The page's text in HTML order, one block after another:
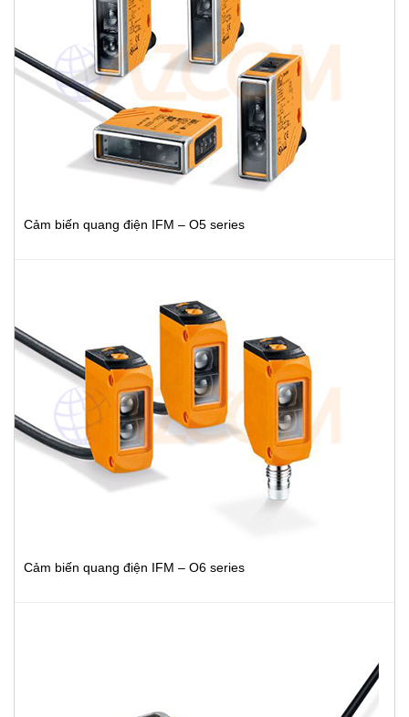
Cảm biến quang điện IFM – O5 series
Cảm biến quang điện IFM – O6 series